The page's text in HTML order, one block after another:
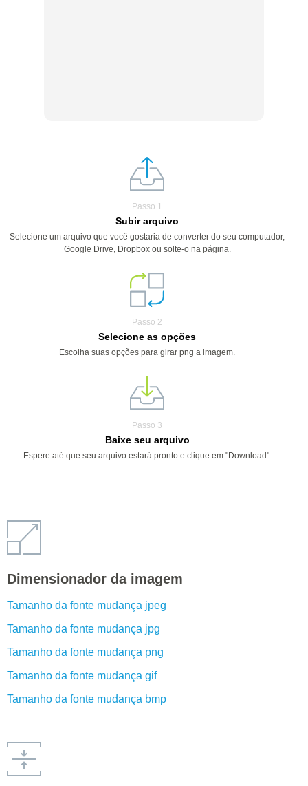
Passo 1
Subir arquivo
Selecione um arquivo que você gostaria de converter do seu computador,
Google Drive, Dropbox ou solte-o na página.
Passo 2
Selecione as opções
Escolha suas opções para girar png a imagem.
Passo 3
Baixe seu arquivo
Espere até que seu arquivo estará pronto e clique em "Download".
Dimensionador da imagem
Tamanho da fonte mudança jpeg
Tamanho da fonte mudança jpg
Tamanho da fonte mudança png
Tamanho da fonte mudança gif
Tamanho da fonte mudança bmp